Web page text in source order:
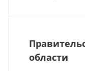
области